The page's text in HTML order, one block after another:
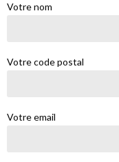
Votre nom
Votre code postal
Votre email